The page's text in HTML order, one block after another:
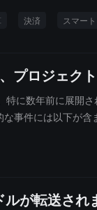
決済 スマー
ロジェク
に数年前に展開
事件には以下が
方法では歴史的
が転送され